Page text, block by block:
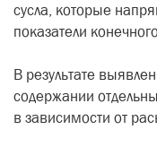
сусла, которые
показатели
В результате
содержании
в зависимости от